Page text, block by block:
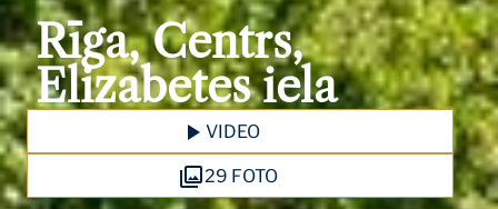
Rīga, Centrs,
Elizabetes iela
VIDEO
29 FOTO